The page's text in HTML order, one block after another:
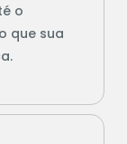
o
que sua